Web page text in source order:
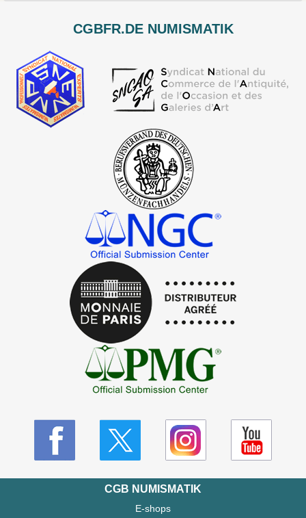
CGBFR.DE NUMISMATIK
CGB NUMISMATIK
E-shops